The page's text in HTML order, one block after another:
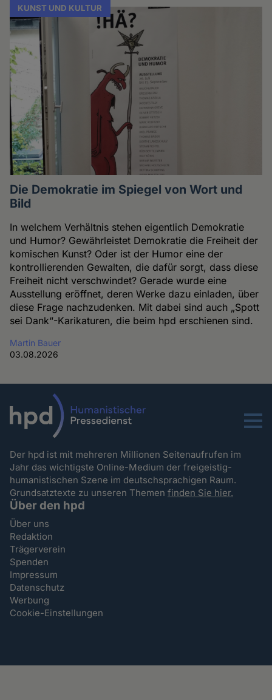
KUNST UND KULTUR
Die Demokratie im Spiegel von Wort und
Bild
In welchem Verhältnis stehen eigentlich Demokratie
und Humor? Gewährleistet Demokratie die Freiheit der
komischen Kunst? Oder ist der Humor eine der
kontrollierenden Gewalten, die dafür sorgt, dass diese
Freiheit nicht verschwindet? Gerade wurde eine
Ausstellung eröffnet, deren Werke dazu einladen, über
diese Frage nachzudenken. Mit dabei sind auch „Spott
sei Dank“-Karikaturen, die beim hpd erschienen sind.
Martin Bauer
03.08.2026
Menu
Der hpd ist mit mehreren Millionen Seitenaufrufen im
Jahr das wichtigste Online-Medium der freigeistig-
humanistischen Szene im deutschsprachigen Raum.
Grundsatztexte zu unseren Themenfinden Sie hier.
Über den hpd
Über uns
Redaktion
Trägerverein
Spenden
Impressum
Datenschutz
Werbung
Cookie-Einstellungen